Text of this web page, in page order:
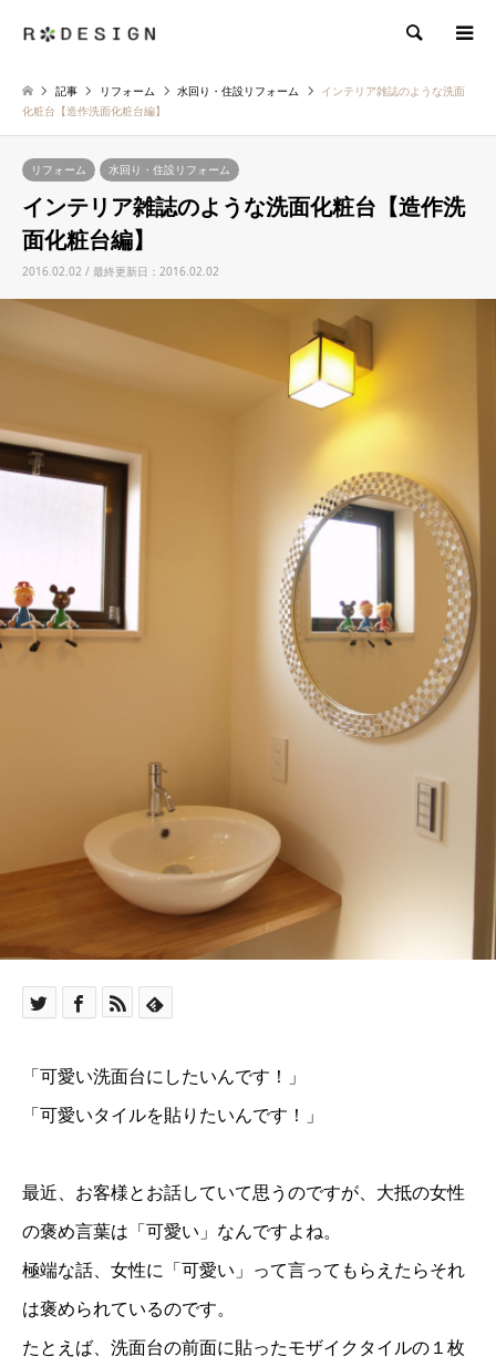
検索
記事 リフォーム 水回り・住設リフォーム
インテリア雑誌のような洗面
化粧台【造作洗面化粧台編】
リフォーム 水回り・住設リフォーム
インテリア雑誌のような洗面化粧台【造作洗
面化粧台編】
2016.02.02 / 最終更新日：2016.02.02
「可愛い洗面台にしたいんです！」
「可愛いタイルを貼りたいんです！」
最近、お客様とお話していて思うのですが、大抵の女性
の褒め言葉は「可愛い」なんですよね。
極端な話、女性に「可愛い」って言ってもらえたらそれ
は褒められているのです。
たとえば、洗面台の前面に貼ったモザイクタイルの１枚